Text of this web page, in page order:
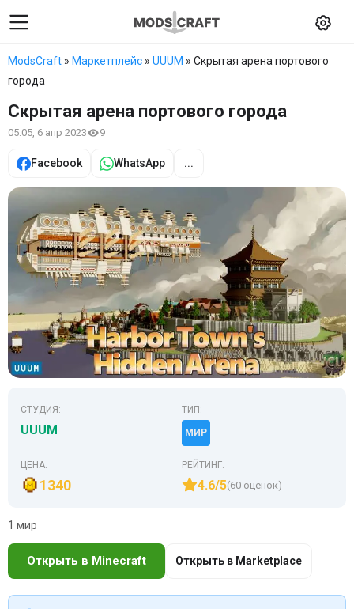
ModsCraft » Маркетплейс » UUUM » Скрытая арена портового
города
Скрытая арена портового города
05:05, 6 апр 2023 9
Facebook WhatsApp ...
СТУДИЯ:
UUUM
ТИП:
МИР
ЦЕНА:
1340
РЕЙТИНГ:
4.6/5(60 оценок)
1 мир
Открыть в Minecraft Открыть в Marketplace